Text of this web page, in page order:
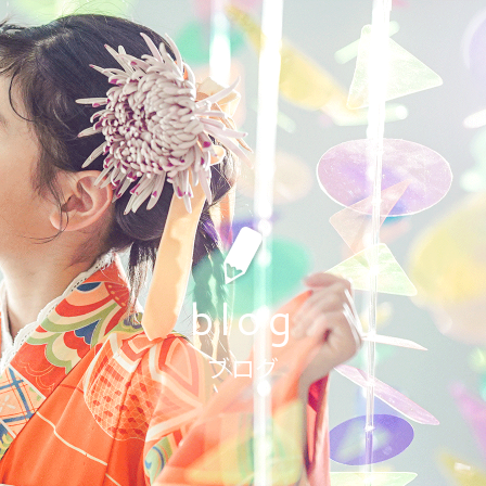
の撮影もしくはお着付けやヘアセットをキャンセルされ
キャンセル料をいただいております。
撮影日の1週間前〜前日
11,000円(税込)
当日
36,000円(税込)
blog
ブログ